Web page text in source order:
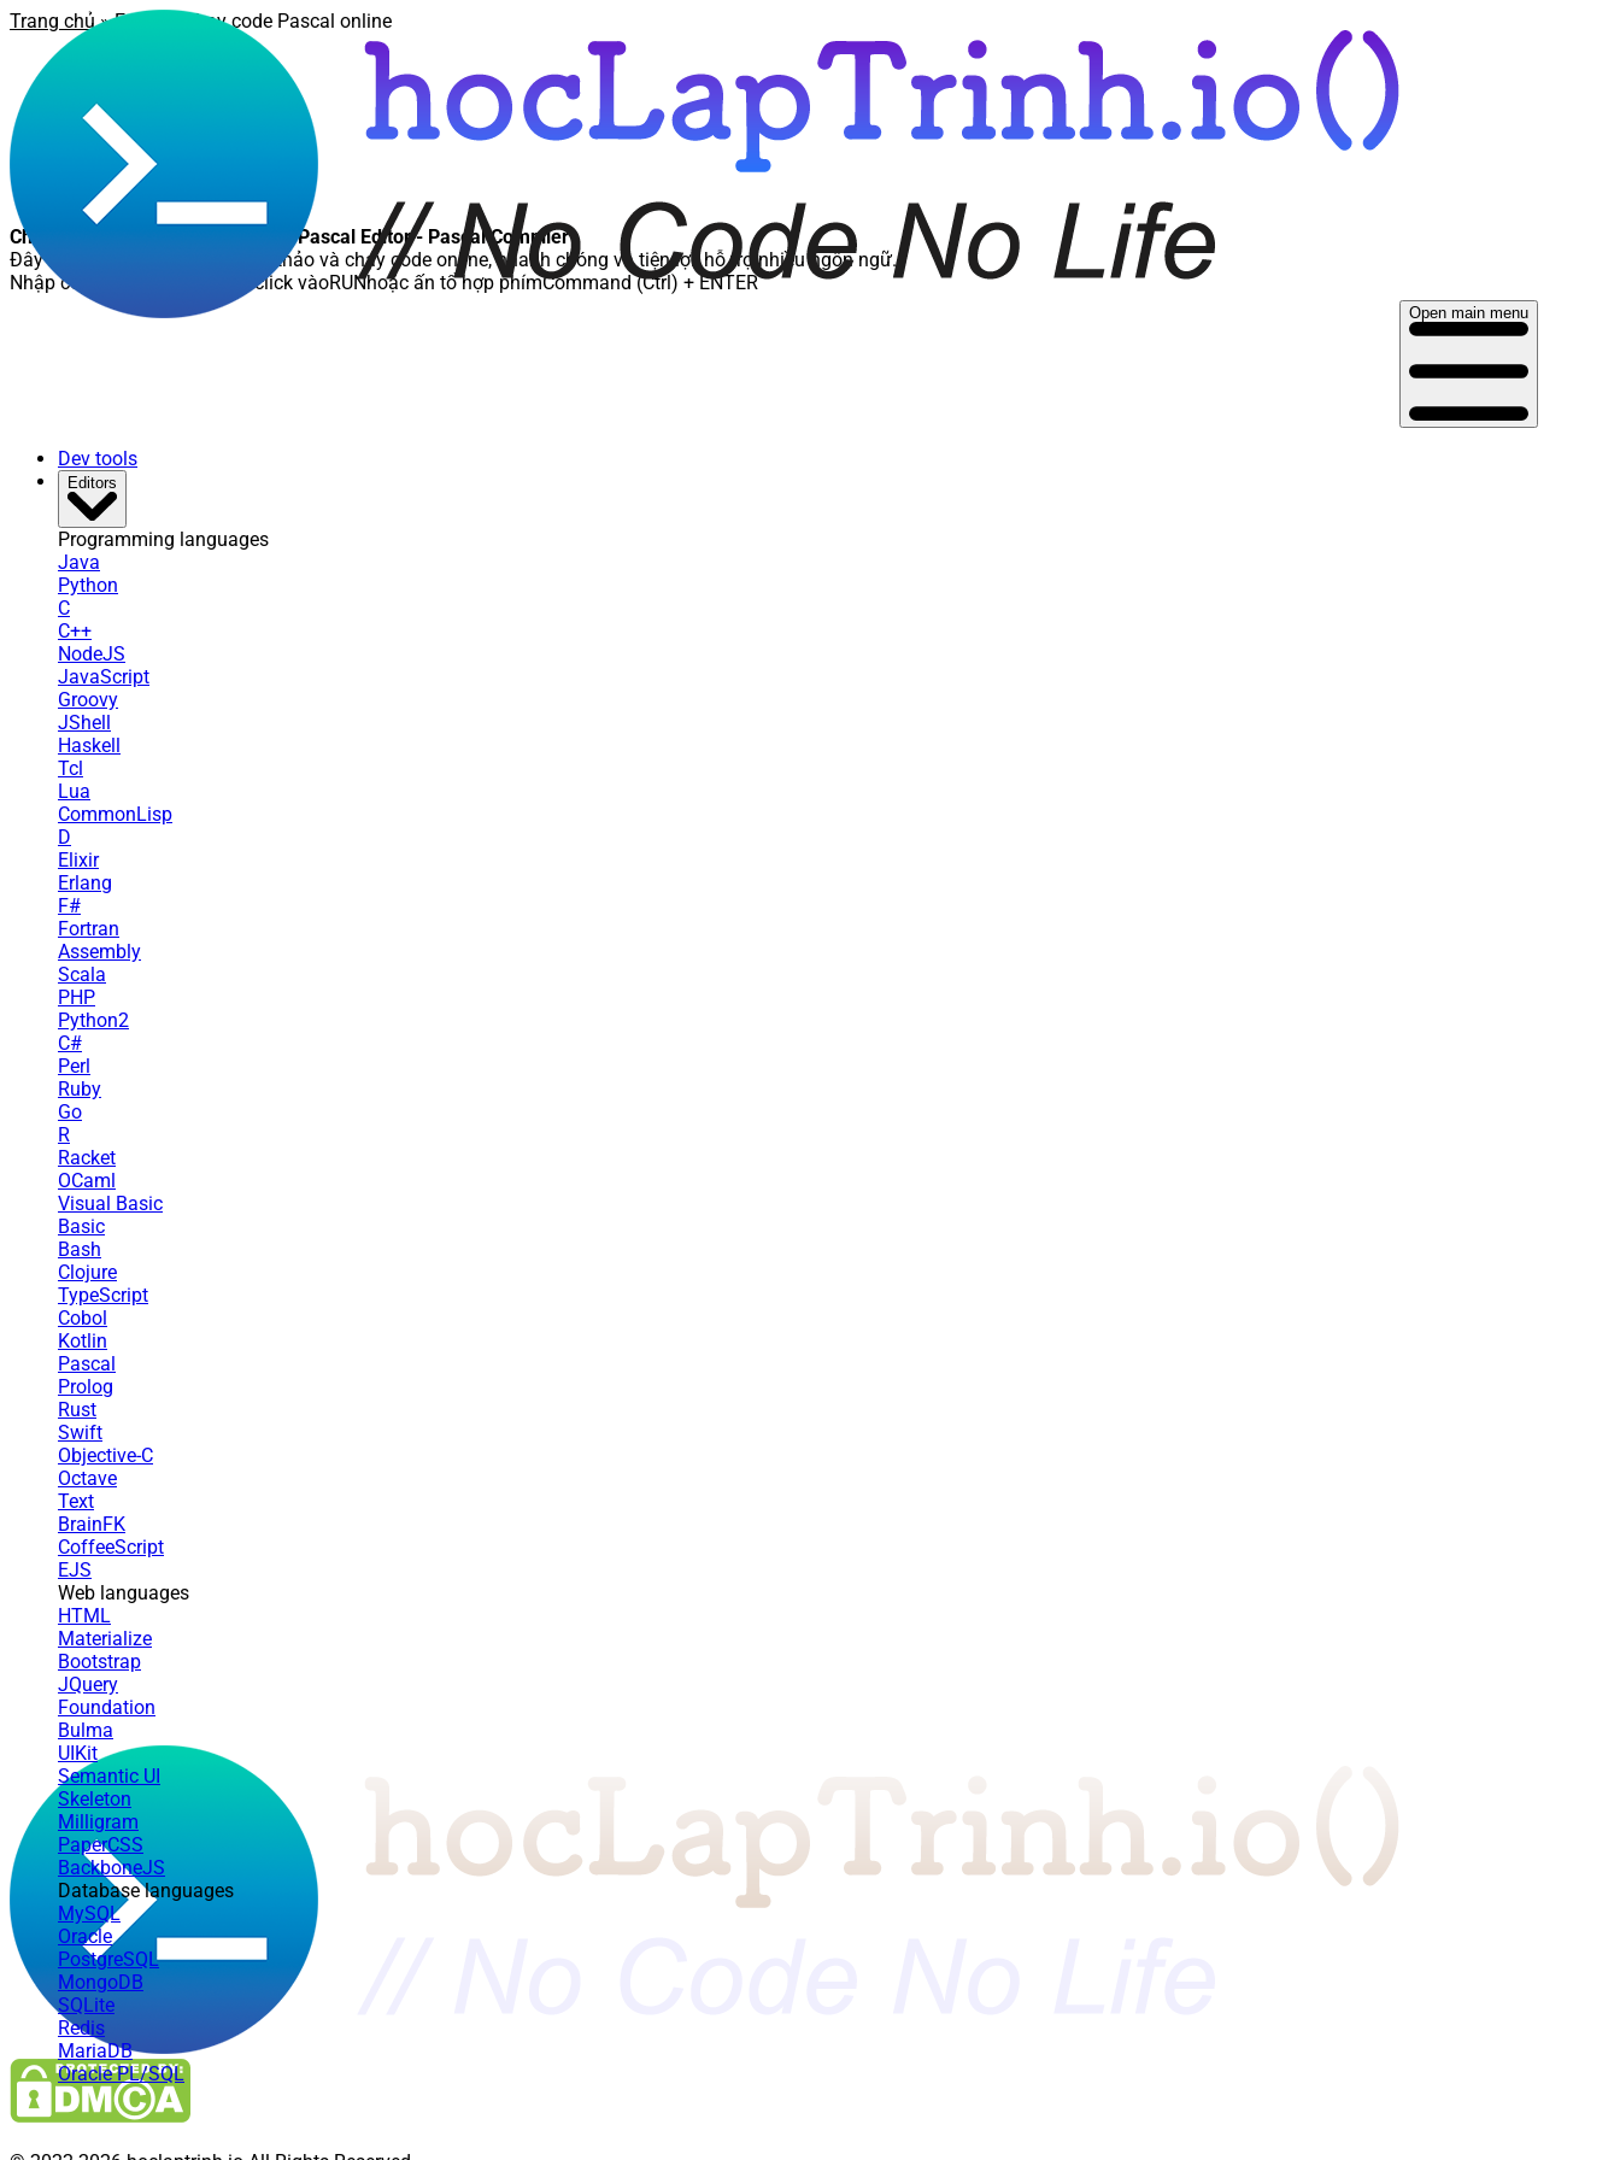
Open main menu
Dev tools
Editors
Programming languages
Java
Python
C
C++
NodeJS
JavaScript
Groovy
JShell
Haskell
Tcl
Lua
CommonLisp
D
Elixir
Erlang
F#
Fortran
Assembly
Scala
PHP
Python2
C#
Perl
Ruby
Go
R
Racket
OCaml
Visual Basic
Basic
Bash
Clojure
TypeScript
Cobol
Kotlin
Pascal
Prolog
Rust
Swift
Objective-C
Octave
Text
BrainFK
CoffeeScript
EJS
Web languages
HTML
Materialize
Bootstrap
JQuery
Foundation
Bulma
UIKit
Semantic UI
Skeleton
Milligram
PaperCSS
BackboneJS
Database languages
MySQL
Oracle
PostgreSQL
MongoDB
SQLite
Redis
MariaDB
Oracle PL/SQL
Trang chủ»Editor » Chạy code Pascal online
Chạy code Pascal online - Online Pascal Editor - Pascal Compiler
Đây là nơi các bạn có thể soạn thảo và chạy code online, nhanh chóng và tiện lợi, hỗ trợ nhiều ngôn ngữ.
Nhập code cần chạy, sau đó click vàoRUNhoặc ấn tổ hợp phímCommand (Ctrl) + ENTER